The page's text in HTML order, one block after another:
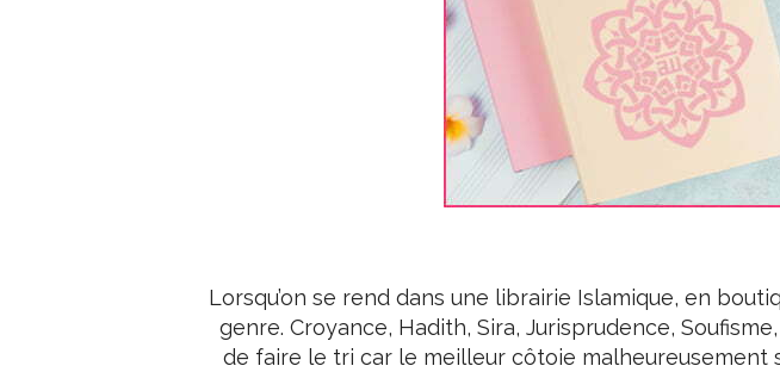
Lorsqu’on se rend dans une librairie Islamique, en
genre. Croyance, Hadith, Sira, Jurisprudence,
de faire le tri car le meilleur côtoie malheureusement